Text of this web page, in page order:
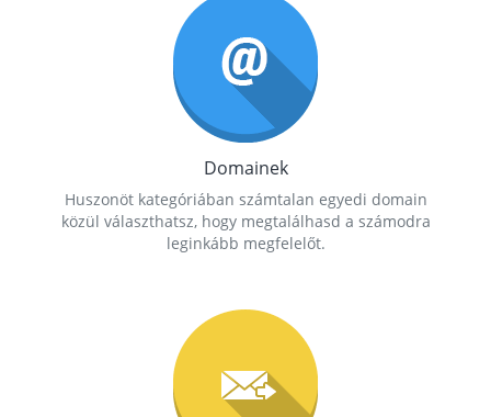
Domainek
Huszonöt kategóriában számtalan egyedi domain
közül választhatsz, hogy megtalálhasd a számodra
leginkább megfelelőt.